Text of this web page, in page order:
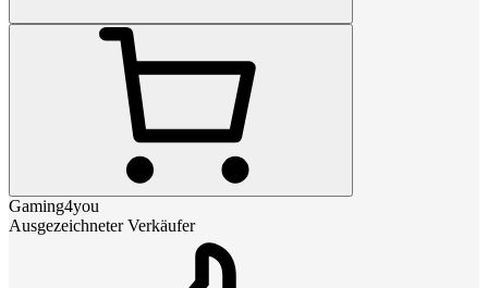
Gaming4you
Ausgezeichneter Verkäufer